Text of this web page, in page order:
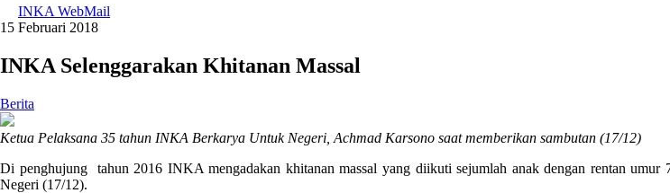
INKA WebMail
15 Februari 2018
INKA Selenggarakan Khitanan Massal
Berita
Ketua Pelaksana 35 tahun INKA Berkarya Untuk Negeri, Achmad Karsono saat memberikan sambutan (17/12)
Di penghujung tahun 2016 INKA mengadakan khitanan massal yang diikuti sejumlah anak dengan rentan
Negeri (17/12).